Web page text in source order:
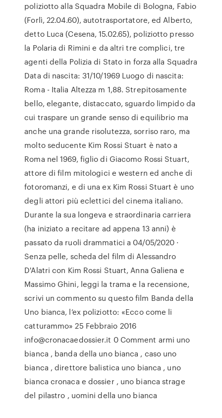
poliziotto alla Squadra Mobile di Bologna, Fabio
(Forlì, 22.04.60), autotrasportatore, ed Alberto,
detto Luca (Cesena, 15.02.65), poliziotto presso
la Polaria di Rimini e da altri tre complici, tre
agenti della Polizia di Stato in forza alla Squadra
Data di nascita: 31/10/1969 Luogo di nascita:
Roma - Italia Altezza m 1,88. Strepitosamente
bello, elegante, distaccato, sguardo limpido da
cui traspare un grande senso di equilibrio ma
anche una grande risolutezza, sorriso raro, ma
molto seducente Kim Rossi Stuart è nato a
Roma nel 1969, figlio di Giacomo Rossi Stuart,
attore di film mitologici e western ed anche di
fotoromanzi, e di una ex Kim Rossi Stuart è uno
degli attori più eclettici del cinema italiano.
Durante la sua longeva e straordinaria carriera
(ha iniziato a recitare ad appena 13 anni) è
passato da ruoli drammatici a 04/05/2020 ·
Senza pelle, scheda del film di Alessandro
D'Alatri con Kim Rossi Stuart, Anna Galiena e
Massimo Ghini, leggi la trama e la recensione,
scrivi un commento su questo film Banda della
Uno bianca, l’ex poliziotto: «Ecco come li
catturammo» 25 Febbraio 2016
info@cronacaedossier.it 0 Comment armi uno
bianca , banda della uno bianca , caso uno
bianca , direttore balistica uno bianca , uno
bianca cronaca e dossier , uno bianca strage
del pilastro , uomini della uno bianca